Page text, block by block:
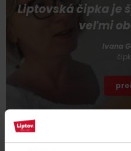
Liptovská čipka je
veľmi
Ivana